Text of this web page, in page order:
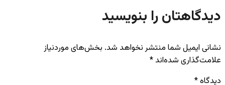
دیدگاهتان را بنویسید
نشانی ایمیل شما منتشر نخواهد شد. بخش‌های موردنیاز
علامت‌گذاری شده‌اند *
دیدگاه*